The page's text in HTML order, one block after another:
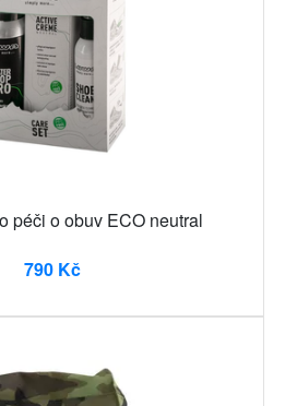
péči o obuv ECO neutral
790 Kč